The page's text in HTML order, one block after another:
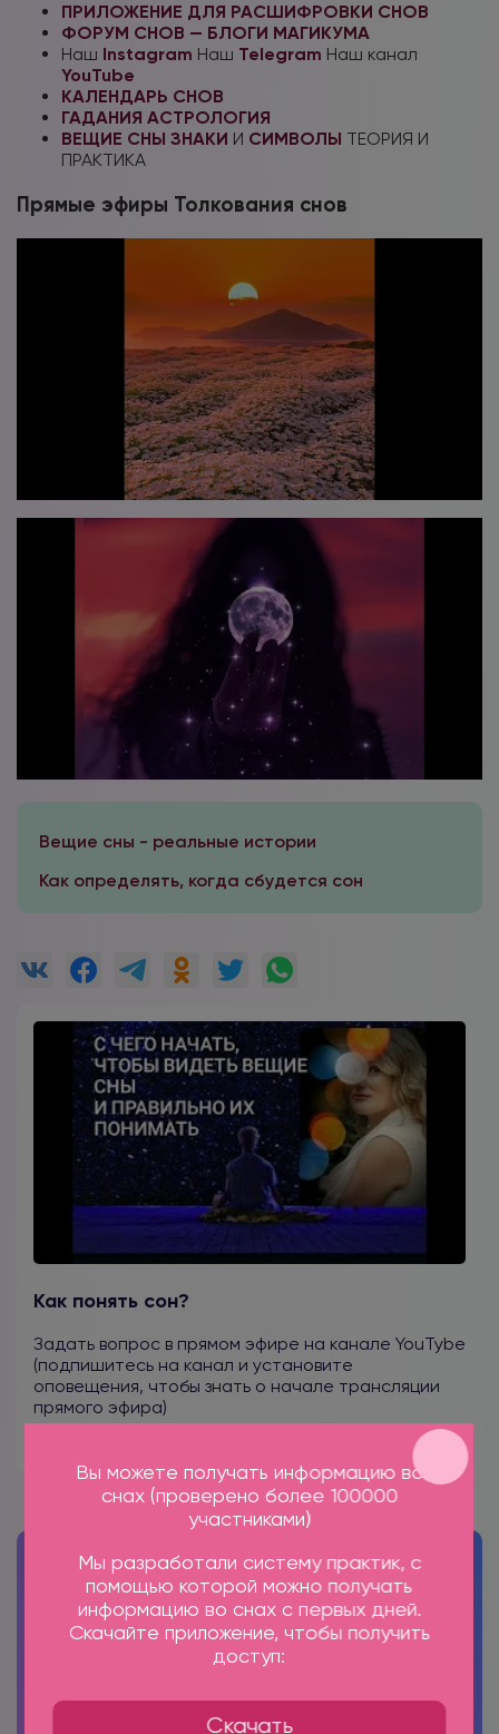
ПРИЛОЖЕНИЕ ДЛЯ РАСШИФРОВКИ СНОВ
ФОРУМ СНОВ — БЛОГИ МАГИКУМА
Наш Instagram Наш Telegram Наш канал
YouTube
КАЛЕНДАРЬ СНОВ
ГАДАНИЯ АСТРОЛОГИЯ
ВЕЩИЕ СНЫ ЗНАКИ И СИМВОЛЫ ТЕОРИЯ И
ПРАКТИКА
Прямые эфиры Толкования снов
Вещие сны - реальные истории
Как определять, когда сбудется сон
Как понять сон?
Задать вопрос в прямом эфире на канале YouTybe
(подпишитесь на канал и установите
оповещения, чтобы знать о начале трансляции
прямого эфира)
Вы можете получать информацию во
снах (проверено более 100000
участниками)
Мы разработали систему практик, с
помощью которой можно получать
информацию во снах с первых дней.
Скачайте приложение, чтобы получить
доступ:
Скачать